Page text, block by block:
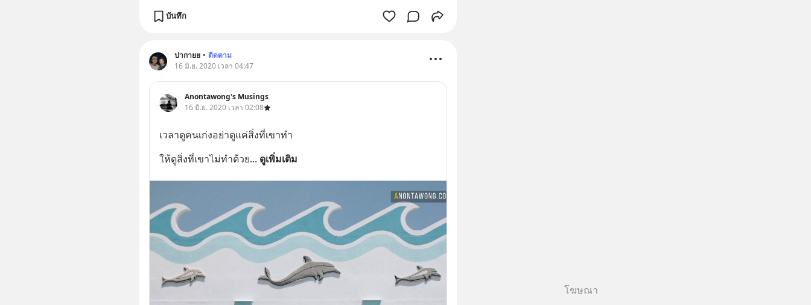
บันทึก
ปากายย • ติดตาม
16 มิ.ย. 2020 เวลา 04:47
Anontawong's Musings
16 มิ.ย. 2020 เวลา 02:08
เวลาดูคนเก่งอย่าดูแค่สิ่งที่เขาทำ
ให้ดูสิ่งที่เขาไม่ทำด้วย... ดูเพิ่มเติม
โฆษณา